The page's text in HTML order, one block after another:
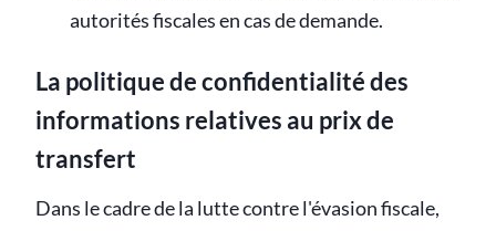
autorités fiscales en cas de demande.
La politique de confidentialité des
informations relatives au prix de
transfert
Dans le cadre de la lutte contre l'évasion fiscale,